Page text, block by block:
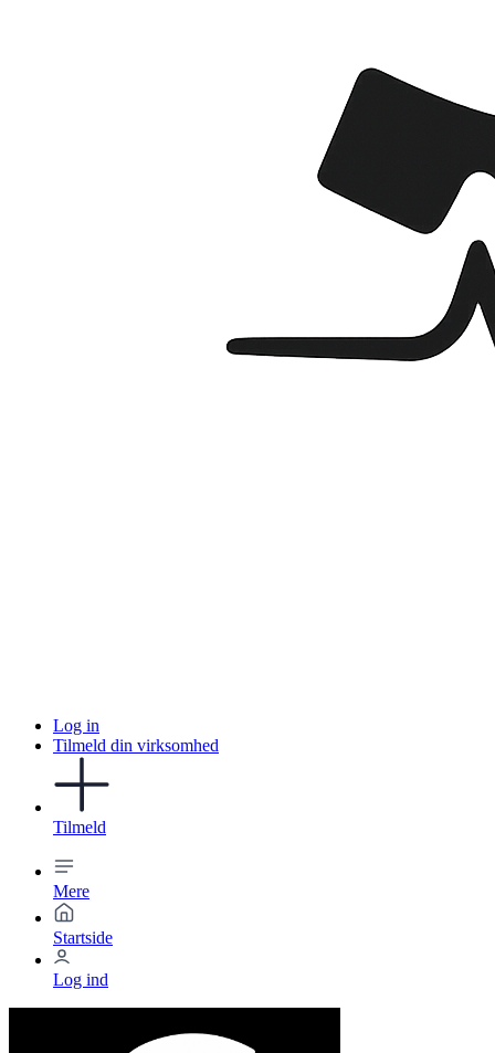
Log in
Tilmeld din virksomhed
Tilmeld
Mere
Startside
Log ind